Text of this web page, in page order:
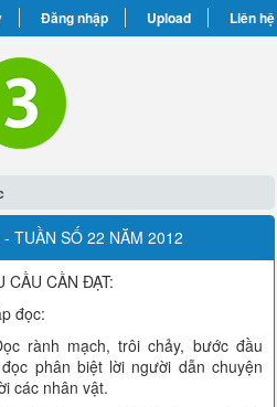
Đăng nhập Upload Liên hệ
TUẦN SỐ 22 NĂM 2012
CẦU CẦN ĐẠT:
đọc:
rành mạch, trôi chảy, bước đầu
phân biệt lời người dẫn chuyện
các nhân vật.